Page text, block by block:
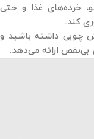
خرده‌های غذا و حتی
کند.
چوبی داشته باشید و
ارائه می‌دهد.